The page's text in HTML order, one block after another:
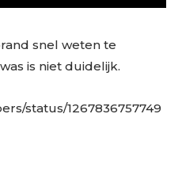
snel weten te
is niet duidelijk.
status/1267836757749